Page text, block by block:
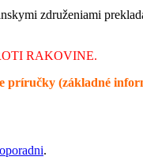
združeniami
RAKOVINE.
príručky (základné
.